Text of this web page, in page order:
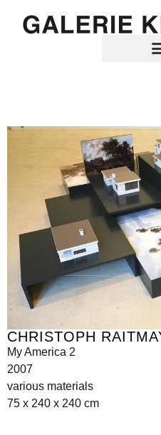
CHRISTOPH
My America 2
2007
various materials
75 x 240 x 240 cm